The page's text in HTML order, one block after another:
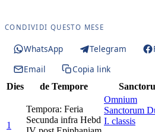
CONDIVIDI QUESTO MESE
WhatsApp Telegram
Email
Copia link
Dies de Tempore
1
Tempora: Feria
Secunda infra Hebd
Omnium
Sanctorum
I. classis